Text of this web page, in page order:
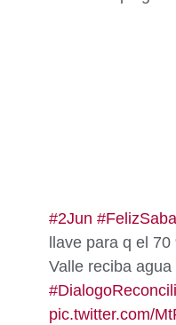
#2Jun
llave para q el
Valle reciba
pic.twitter.com/